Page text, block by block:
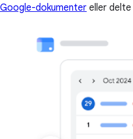
Google-dokumenter eller delte